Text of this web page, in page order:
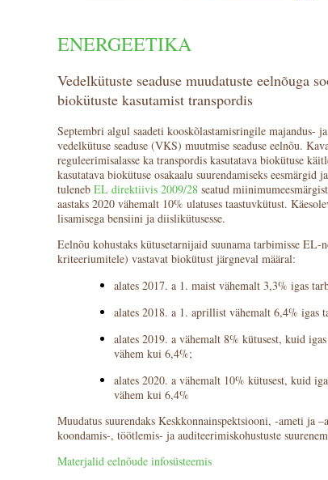
ENERGEETIKA
Vedelkütuste seaduse muudatuste eelnõuga
biokütuste kasutamist transpordis
Septembri algul saadeti kooskõlastamisringile majandus-
vedelkütuse seaduse (VKS) muutmise seaduse eelnõu.
reguleerimisalasse ka transpordis kasutatava biokütuse
kasutatava biokütuse osakaalu suurendamiseks eesmärgid
tuleneb EL direktiivis 2009/28seatud
aastaks 2020 vähemalt 10% ulatuses taastuvkütust.
lisamisega bensiini ja diislikütusesse.
Eelnõu kohustaks kütusetarnijaid suunama tarbimisse EL-
kriteeriumitele) vastavat biokütust järgneval määral:
alates 2017. a 1. maist vähemalt 3,3% igas
alates 2018. a 1. aprillist vähemalt 6,4% igas
alates 2019. a vähemalt 8% kütusest, kuid
vähem kui 6,4%;
alates 2020. a vähemalt 10% kütusest, kuid
vähem kui 6,4%
Muudatus suurendaks Keskkonnainspektsiooni, -ameti ja
koondamis-, töötlemis- ja auditeerimiskohustuste
Materjalid eelnõude infosüsteemis